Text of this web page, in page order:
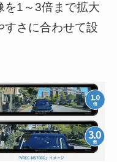
を1～3倍まで拡大
すさに合わせて設